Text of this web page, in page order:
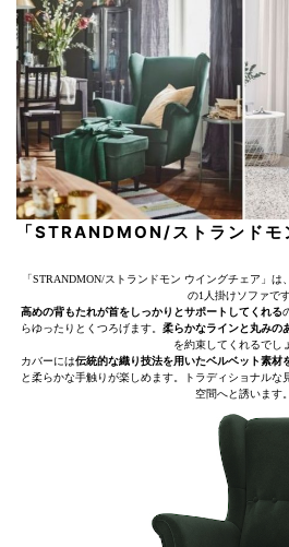
「STRANDMON/ストランドモ
「STRANDMON/ストランドモン ウイングチェア」
の1人掛けソファです
高めの背もたれが首をしっかりとサポートしてくれる
らゆったりとくつろげます。 柔らかなラインと丸みの
を約束してくれるでし
カバーには伝統的な織り技法を用いたベルベット素材
と柔らかな手触りが楽しめます。トラディショナルな
空間へと誘います。